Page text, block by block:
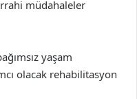
müdahaleler
yaşam
olacak rehabilitasyon